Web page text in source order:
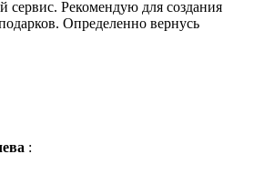
сервис. Рекомендую для создания
Определенно вернусь
: